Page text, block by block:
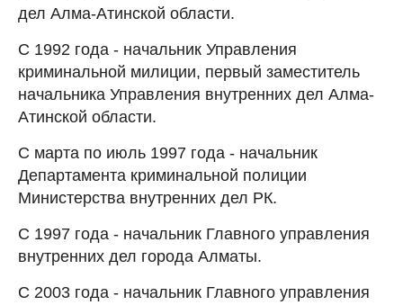
дел Алма-Атинской области.
С 1992 года - начальник Управления
криминальной милиции, первый заместитель
начальника Управления внутренних дел Алма-
Атинской области.
С марта по июль 1997 года - начальник
Департамента криминальной полиции
Министерства внутренних дел РК.
С 1997 года - начальник Главного управления
внутренних дел города Алматы.
С 2003 года - начальник Главного управления